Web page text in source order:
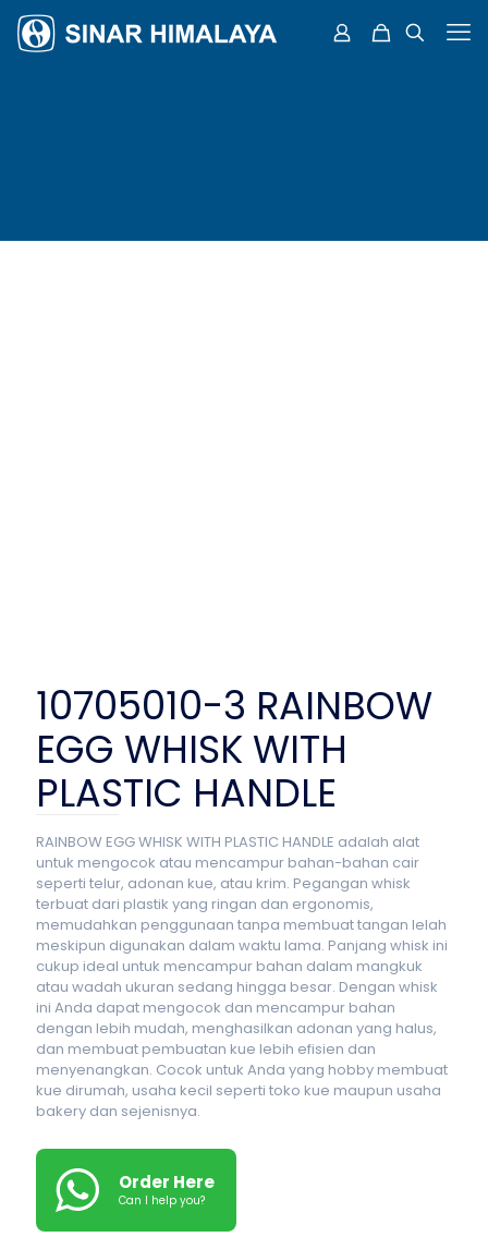
10705010-3 RAINBOW
EGG WHISK WITH
PLASTIC HANDLE
RAINBOW EGG WHISK WITH PLASTIC HANDLE adalah alat
untuk mengocok atau mencampur bahan-bahan cair
seperti telur, adonan kue, atau krim. Pegangan whisk
terbuat dari plastik yang ringan dan ergonomis,
memudahkan penggunaan tanpa membuat tangan lelah
meskipun digunakan dalam waktu lama. Panjang whisk ini
cukup ideal untuk mencampur bahan dalam mangkuk
atau wadah ukuran sedang hingga besar. Dengan whisk
ini Anda dapat mengocok dan mencampur bahan
dengan lebih mudah, menghasilkan adonan yang halus,
dan membuat pembuatan kue lebih efisien dan
menyenangkan. Cocok untuk Anda yang hobby membuat
kue dirumah, usaha kecil seperti toko kue maupun usaha
bakery dan sejenisnya.
Order Here
Can I help you?